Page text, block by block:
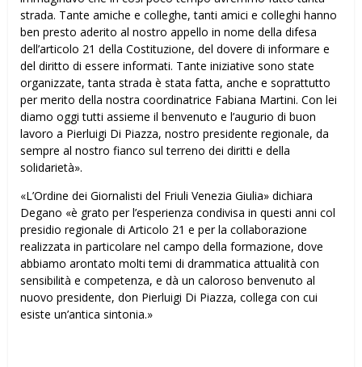
strada. Tante amiche e colleghe, tanti amici e colleghi hanno
ben presto aderito al nostro appello in nome della difesa
dell’articolo 21 della Costituzione, del dovere di informare e
del diritto di essere informati. Tante iniziative sono state
organizzate, tanta strada è stata fatta, anche e soprattutto
per merito della nostra coordinatrice Fabiana Martini. Con lei
diamo oggi tutti assieme il benvenuto e l’augurio di buon
lavoro a Pierluigi Di Piazza, nostro presidente regionale, da
sempre al nostro fianco sul terreno dei diritti e della
solidarietà».
«L’Ordine dei Giornalisti del Friuli Venezia Giulia» dichiara
Degano «è grato per l’esperienza condivisa in questi anni col
presidio regionale di Articolo 21 e per la collaborazione
realizzata in particolare nel campo della formazione, dove
abbiamo affrontato molti temi di drammatica attualità con
sensibilità e competenza, e dà un caloroso benvenuto al
nuovo presidente, don Pierluigi Di Piazza, collega con cui
esiste un’antica sintonia.»